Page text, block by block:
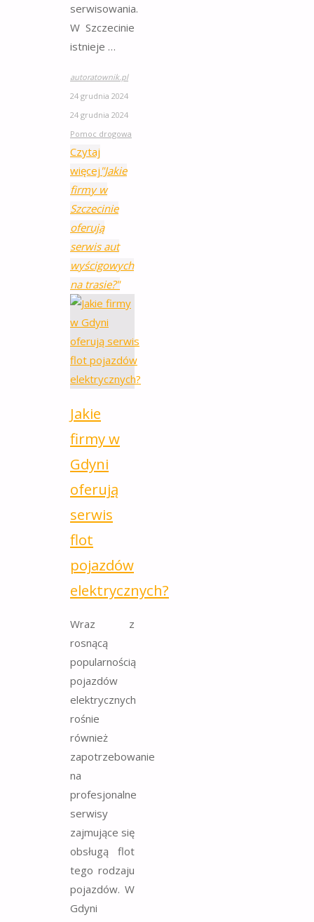
serwisowania.
W Szczecinie
istnieje …
autoratownik.pl
24 grudnia 2024
24 grudnia 2024
Pomoc drogowa
Czytaj
więcej "Jakie
firmy w
Szczecinie
oferują
serwis aut
wyścigowych
na trasie?"
Jakie
firmy w
Gdyni
oferują
serwis
flot
pojazdów
elektrycznych?
Wraz z
rosnącą
popularnością
pojazdów
elektrycznych
rośnie
również
zapotrzebowanie
na
profesjonalne
serwisy
zajmujące się
obsługą flot
tego rodzaju
pojazdów. W
Gdyni